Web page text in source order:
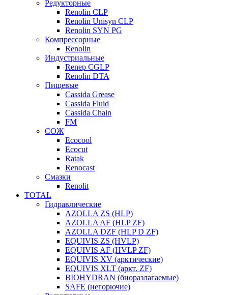
Редукторные
Renolin CLP
Renolin Unisyn CLP
Renolin SYN PG
Компрессорные
Renolin
Индустриальные
Renep CGLP
Renolin DTA
Пищевые
Cassida Grease
Cassida Fluid
Cassida Chain
FM
СОЖ
Ecocool
Ecocut
Ratak
Renocast
Смазки
Renolit
TOTAL
Гидравлические
AZOLLA ZS (HLP)
AZOLLA AF (HLP ZF)
AZOLLA DZF (HLP D ZF)
EQUIVIS ZS (HVLP)
EQUIVIS AF (HVLP ZF)
EQUIVIS XV (арктические)
EQUIVIS XLT (аркт. ZF)
BIOHYDRAN (биоразлагаемые)
SAFE (негорючие)